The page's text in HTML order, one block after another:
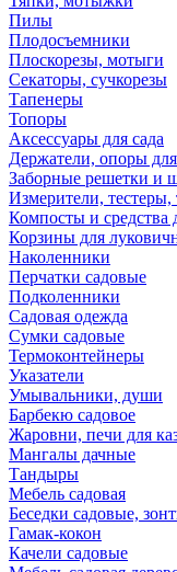
Пилы
Плодосъемники
Плоскорезы, мотыги
Секаторы, сучкорезы
Тапенеры
Топоры
Аксессуары для сада
Держатели, опоры
Заборные решетки и
Измерители,
Компосты и средства
Корзины для
Наколенники
Перчатки садовые
Подколенники
Садовая одежда
Сумки садовые
Термоконтейнеры
Указатели
Умывальники, души
Барбекю садовое
Жаровни, печи для
Мангалы дачные
Тандыры
Мебель садовая
Беседки садовые,
Гамак-кокон
Качели садовые